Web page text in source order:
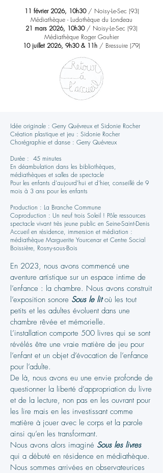
11 février 2026, 10h30/ Noisy-Le-Sec (93)
Médiathèque - Ludothèque du Londeau
21 mars 2026, 10h30/ Noisy-Le-Sec (93)
Médiathèque Roger Gouhier
10 juillet 2026, 9h30 & 11h / Bressuire (79)
Idée originale : Gerry Quévreux et Sidonie Rocher
Création plastique et jeu : Sidonie Rocher
Chorégraphie et danse : Gerry Quévreux
Durée : 45 minutes
En déambulation dans les bibliothèques,
médiathèques et salles de spectacle
Pour les enfants d'aujourd'hui et d'hier, conseillé de 9
mois à 3 ans pour les enfants
Production : La Branche Commune
Coproduction : Un neuf trois Soleil ! Pôle ressources
spectacle vivant très jeune public en Seine-Saint-Denis
Accueil en résidence, immersion et médiation :
médiathèque Marguerite Yourcenar et Centre Social
Boissière, Rosny-sous-Bois
En 2023, nous avons commencé une
aventure artistique sur un espace intime de
l’enfance : la chambre. Nous avons construit
l’exposition sonore Sous le litoù les tout
petits et les adultes évoluent dans une
chambre rêvée et mémorielle.
L’installation comporte 500 livres qui se sont
révélés être une vraie matière de jeu pour
l’enfant et un objet d’évocation de l’enfance
pour l’adulte.
De là, nous avons eu une envie profonde de
questionner la liberté d’appropriation du livre
et de la lecture, non pas en les ouvrant pour
les lire mais en les investissant comme
matière à jouer avec le corps et la parole
ainsi qu’en les transformant.
Nous avons alors imaginé Sous les livres
qui a débuté en résidence en médiathèque.
Nous sommes arrivées en observateurices